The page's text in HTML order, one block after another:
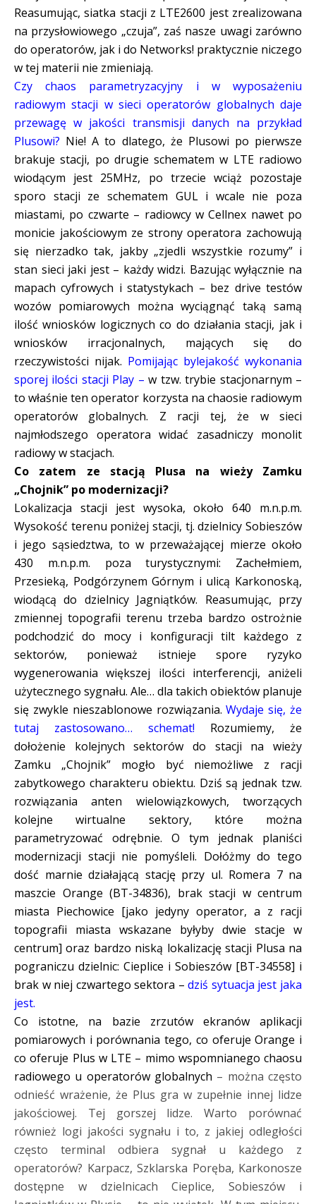
Reasumując, siatka stacji z LTE2600 jest zrealizowana
na przysłowiowego „czuja”, zaś nasze uwagi zarówno
do operatorów, jak i do Networks! praktycznie niczego
w tej materii nie zmieniają.
Czy chaos parametryzacyjny i w wyposażeniu
radiowym stacji w sieci operatorów globalnych daje
przewagę w jakości transmisji danych na przykład
Plusowi? Nie! A to dlatego, że Plusowi po pierwsze
brakuje stacji, po drugie schematem w LTE radiowo
wiodącym jest 25MHz, po trzecie wciąż pozostaje
sporo stacji ze schematem GUL i wcale nie poza
miastami, po czwarte – radiowcy w Cellnex nawet po
monicie jakościowym ze strony operatora zachowują
się nierzadko tak, jakby „zjedli wszystkie rozumy” i
stan sieci jaki jest – każdy widzi. Bazując wyłącznie na
mapach cyfrowych i statystykach – bez drive testów
wozów pomiarowych można wyciągnąć taką samą
ilość wniosków logicznych co do działania stacji, jak i
wniosków irracjonalnych, mających się do
rzeczywistości nijak. Pomijając bylejakość wykonania
sporej ilości stacji Play –w tzw. trybie stacjonarnym –
to właśnie ten operator korzysta na chaosie radiowym
operatorów globalnych. Z racji tej, że w sieci
najmłodszego operatora widać zasadniczy monolit
radiowy w stacjach.
Co zatem ze stacją Plusa na wieży Zamku
„Chojnik” po modernizacji?
Lokalizacja stacji jest wysoka, około 640 m.n.p.m.
Wysokość terenu poniżej stacji, tj. dzielnicy Sobieszów
i jego sąsiedztwa, to w przeważającej mierze około
430 m.n.p.m. poza turystycznymi: Zachełmiem,
Przesieką, Podgórzynem Górnym i ulicą Karkonoską,
wiodącą do dzielnicy Jagniątków. Reasumując, przy
zmiennej topografii terenu trzeba bardzo ostrożnie
podchodzić do mocy i konfiguracji tilt każdego z
sektorów, ponieważ istnieje spore ryzyko
wygenerowania większej ilości interferencji, aniżeli
użytecznego sygnału. Ale… dla takich obiektów planuje
się zwykle nieszablonowe rozwiązania.Wydaje się, że
tutaj zastosowano… schemat! Rozumiemy, że
dołożenie kolejnych sektorów do stacji na wieży
Zamku „Chojnik” mogło być niemożliwe z racji
zabytkowego charakteru obiektu. Dziś są jednak tzw.
rozwiązania anten wielowiązkowych, tworzących
kolejne wirtualne sektory, które można
parametryzować odrębnie. O tym jednak planiści
modernizacji stacji nie pomyśleli. Dołóżmy do tego
dość marnie działającą stację przy ul. Romera 7 na
maszcie Orange (BT-34836), brak stacji w centrum
miasta Piechowice [jako jedyny operator, a z racji
topografii miasta wskazane byłyby dwie stacje w
centrum] oraz bardzo niską lokalizację stacji Plusa na
pograniczu dzielnic: Cieplice i Sobieszów [BT-34558] i
brak w niej czwartego sektora –dziś sytuacja jest jaka
jest.
Co istotne, na bazie zrzutów ekranów aplikacji
pomiarowych i porównania tego, co oferuje Orange i
co oferuje Plus w LTE – mimo wspomnianego chaosu
radiowego u operatorów globalnych – można często
odnieść wrażenie, że Plus gra w zupełnie innej lidze
jakościowej. Tej gorszej lidze. Warto porównać
również logi jakości sygnału i to, z jakiej odległości
często terminal odbiera sygnał u każdego z
operatorów? Karpacz, Szklarska Poręba, Karkonosze
dostępne w dzielnicach Cieplice, Sobieszów i